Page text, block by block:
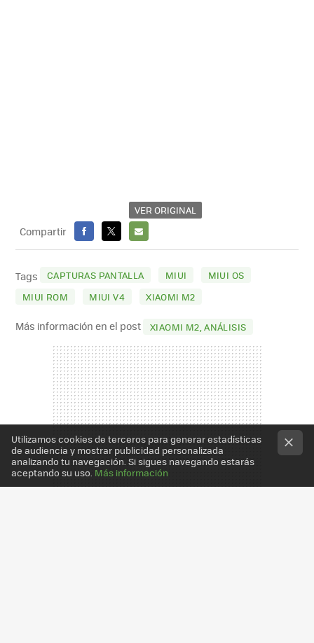
VER ORIGINAL
Compartir
FACEBOOK
X
E-
MAIL
Tags CAPTURAS PANTALLA MIUI
MIUI OS
MIUI ROM
MIUI V4 XIAOMI M2
Más información en el post XIAOMI M2, ANÁLISIS
Utilizamos cookies de terceros para generar estadísticas
de audiencia y mostrar publicidad personalizada
analizando tu navegación. Si sigues navegando estarás
aceptando su uso. Más información